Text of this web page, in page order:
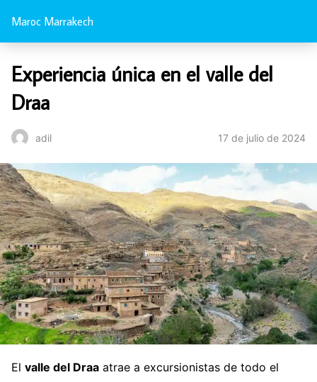
Maroc Marrakech
Experiencia única en el valle del
Draa
adil 17 de julio de 2024
El valle del Draa atrae a excursionistas de todo el